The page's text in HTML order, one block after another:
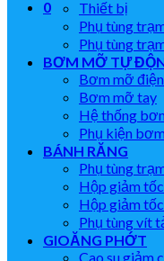
0
Thiết bị
Phụ tùng
Phụ tùng
BƠM MỠ TỰ
Bơm mỡ
Bơm mỡ tay
Hệ thống
Phụ kiện
BÁNH RĂNG
Phụ tùng
Hộp giảm
Hộp giảm
Phụ tùng vít
GIOĂNG PHỚT
Cao su giảm